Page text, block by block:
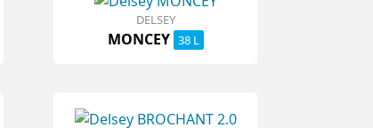
DELSEY
MONCEY 38 L